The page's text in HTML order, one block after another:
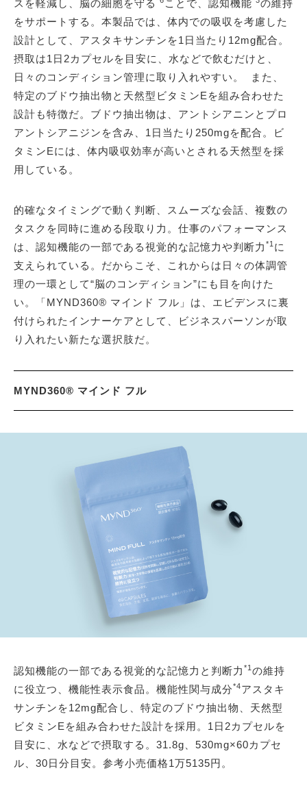
スを軽減し、脳の細胞を守る
ことで、認知機能
の維持
をサポートする。本製品では、体内での吸収を考慮した
設計として、アスタキサンチンを1日当たり12mg配合。
摂取は1日2カプセルを目安に、水などで飲むだけと、
日々のコンディション管理に取り入れやすい。 また、
特定のブドウ抽出物と天然型ビタミンEを組み合わせた
設計も特徴だ。ブドウ抽出物は、アントシアニンとプロ
アントシアニジンを含み、1日当たり250mgを配合。ビ
タミンEには、体内吸収効率が高いとされる天然型を採
用している。
的確なタイミングで動く判断、スムーズな会話、複数の
タスクを同時に進める段取り力。仕事のパフォーマンス
は、認知機能の一部である視覚的な記憶力や判断力 *1に
支えられている。だからこそ、これからは日々の体調管
理の一環として“脳のコンディション”にも目を向けた
い。「MYND360® マインド フル」は、エビデンスに裏
付けられたインナーケアとして、ビジネスパーソンが取
り入れたい新たな選択肢だ。
MYND360® マインド フル
認知機能の一部である視覚的な記憶力と判断力 *1 の維持
に役立つ、機能性表示食品。機能性関与成分*4アスタキ
サンチンを12mg配合し、特定のブドウ抽出物、天然型
ビタミンEを組み合わせた設計を採用。1日2カプセルを
目安に、水などで摂取する。31.8g、530mg×60カプセ
ル、30日分目安。参考小売価格1万5135円。